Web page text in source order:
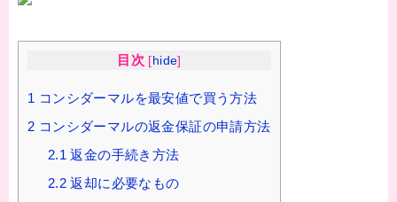
目次 [ hide]
1 コンシダーマルを最安値で買う方法
2 コンシダーマルの返金保証の申請方法
2.1 返金の手続き方法
2.2 返却に必要なもの